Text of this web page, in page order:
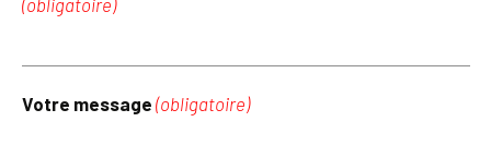
(obligatoire)
Votre message (obligatoire)